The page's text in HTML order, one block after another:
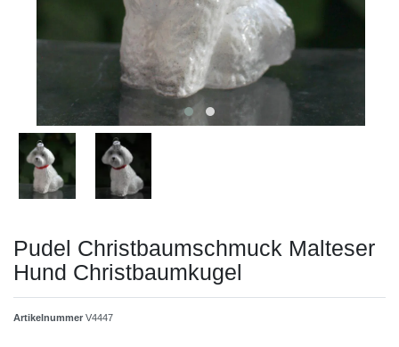
Pudel Christbaumschmuck Malteser
Hund Christbaumkugel
Artikelnummer V4447